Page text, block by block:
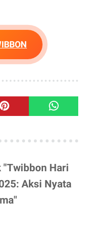
"Twibbon Hari
Aksi Nyata